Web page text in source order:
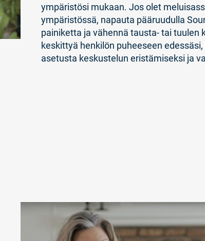
ympäristösi mukaan. Jos olet
ympäristössä, napauta pääruudulla
painiketta ja vähennä tausta- tai tuulen
keskittyä henkilön puheeseen
asetusta keskustelun eristämiseksi ja